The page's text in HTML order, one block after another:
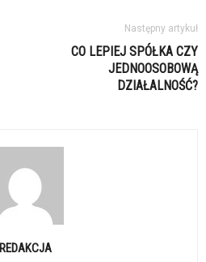
Następny artykuł
CO LEPIEJ SPÓŁKA CZY
JEDNOOSOBOWĄ
DZIAŁALNOŚĆ?
REDAKCJA